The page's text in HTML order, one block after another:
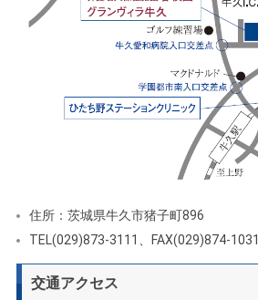
住所：茨城県牛久市猪子町896
TEL(029)873-3111、FAX(029)874-1031
交通アクセス